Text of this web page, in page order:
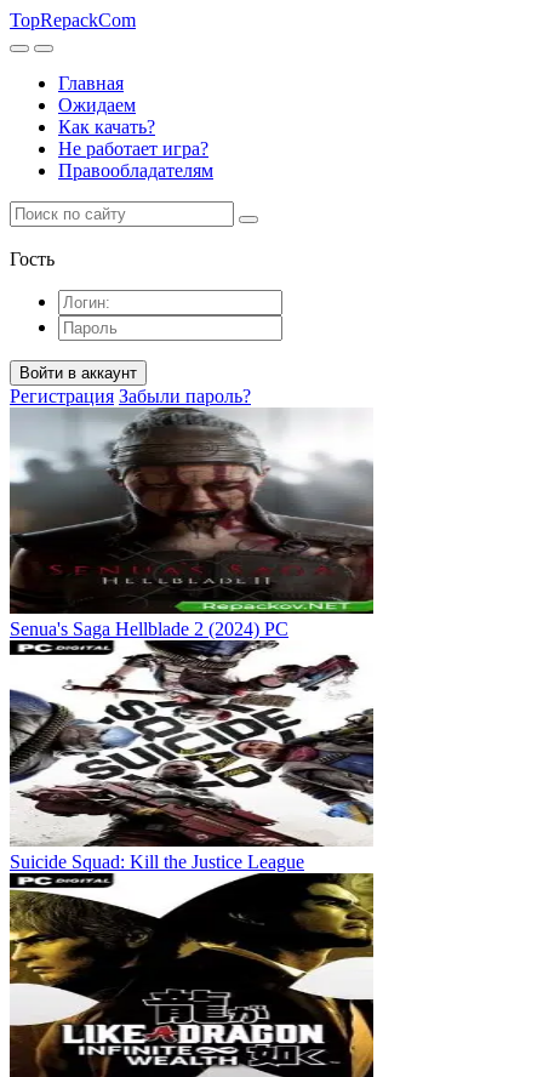
TopRepackCom
Главная
Ожидаем
Как качать?
Не работает игра?
Правообладателям
Гость
Войти в аккаунт
Регистрация Забыли пароль?
Senua's Saga Hellblade 2 (2024) PC
Suicide Squad: Kill the Justice League